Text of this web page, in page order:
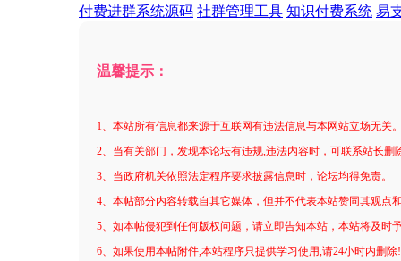
付费进群系统源码 社群管理工具 知识付费系统 易
温馨提示：
1、本站所有信息都来源于互联网有违法信息与本网站立场无关
2、当有关部门，发现本论坛有违规,违法内容时，可联系站长删
3、当政府机关依照法定程序要求披露信息时，论坛均得免责。
4、本帖部分内容转载自其它媒体，但并不代表本站赞同其观点
5、如本帖侵犯到任何版权问题，请立即告知本站，本站将及时
6、如果使用本帖附件,本站程序只提供学习使用,请24小时内删